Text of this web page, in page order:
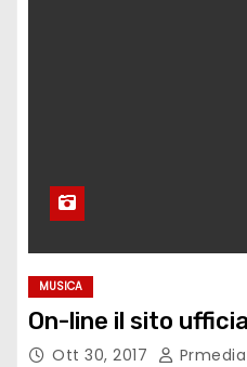
MUSICA
On-line il sito
Ott 30, 2017